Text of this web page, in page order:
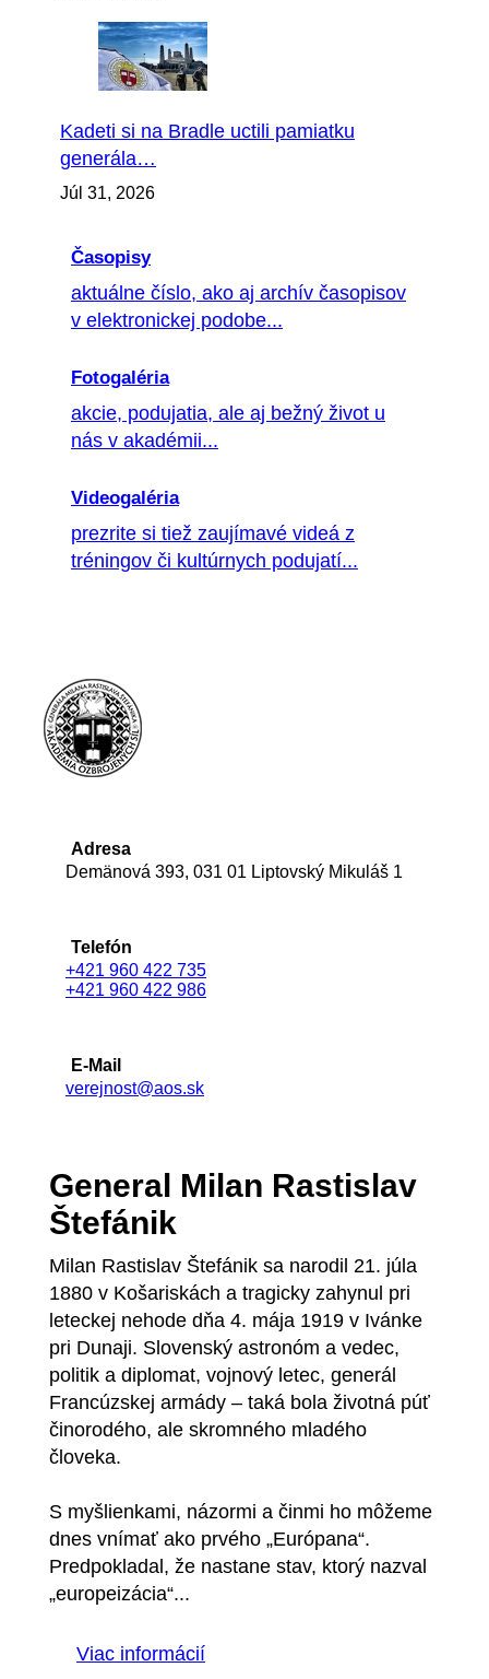
Kadeti si na Bradle uctili pamiatku
generála…
Júl 31, 2026
Časopisy
aktuálne číslo, ako aj archív časopisov
v elektronickej podobe...
Fotogaléria
akcie, podujatia, ale aj bežný život u
nás v akadémii...
Videogaléria
prezrite si tiež zaujímavé videá z
tréningov či kultúrnych podujatí...
Adresa
Demänová 393, 031 01 Liptovský Mikuláš 1
Telefón
+421 960 422 735
+421 960 422 986
E-Mail
verejnost@aos.sk
General Milan Rastislav
Štefánik
Milan Rastislav Štefánik sa narodil 21. júla
1880 v Košariskách a tragicky zahynul pri
leteckej nehode dňa 4. mája 1919 v Ivánke
pri Dunaji. Slovenský astronóm a vedec,
politik a diplomat, vojnový letec, generál
Francúzskej armády – taká bola životná púť
činorodého, ale skromného mladého
človeka.
S myšlienkami, názormi a činmi ho môžeme
dnes vnímať ako prvého „Európana“.
Predpokladal, že nastane stav, ktorý nazval
„europeizácia“...
Viac informácií